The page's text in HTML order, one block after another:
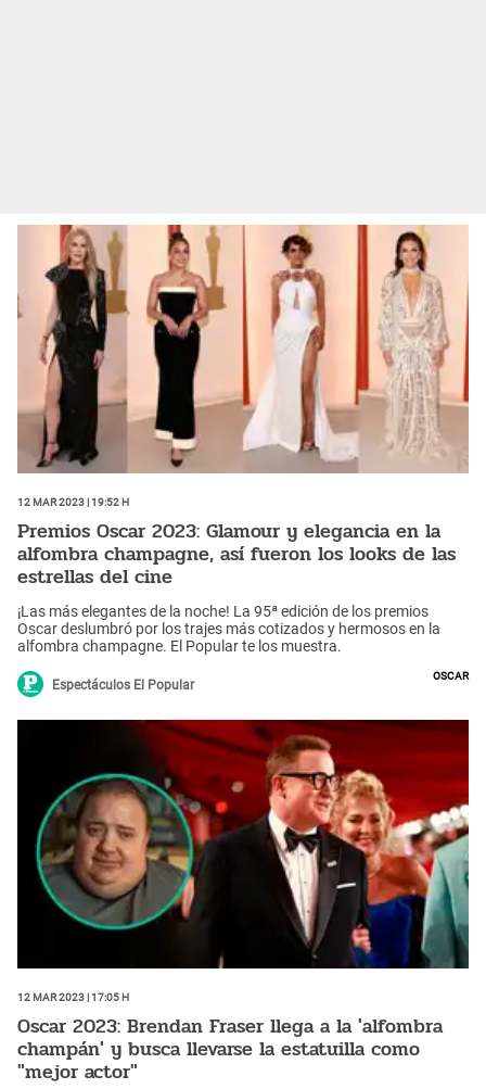
12 Mar 2023 | 19:52 h
Premios Oscar 2023: Glamour y elegancia en la
alfombra champagne, así fueron los looks de las
estrellas del cine
¡Las más elegantes de la noche! La 95ª edición de los premios
Oscar deslumbró por los trajes más cotizados y hermosos en la
alfombra champagne. El Popular te los muestra.
Espectáculos El Popular
Oscar
12 Mar 2023 | 17:05 h
Oscar 2023: Brendan Fraser llega a la 'alfombra
champán' y busca llevarse la estatuilla como
"mejor actor"